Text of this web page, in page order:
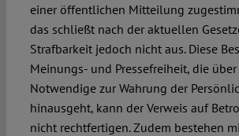
einer öffentlichen Mitteilung
das schließt nach der aktuellen
Strafbarkeit jedoch nicht aus. Diese
Meinungs- und Pressefreiheit, die über
Notwendige zur Wahrung der
hinausgeht, kann der Verweis auf
nicht rechtfertigen. Zudem bestehen